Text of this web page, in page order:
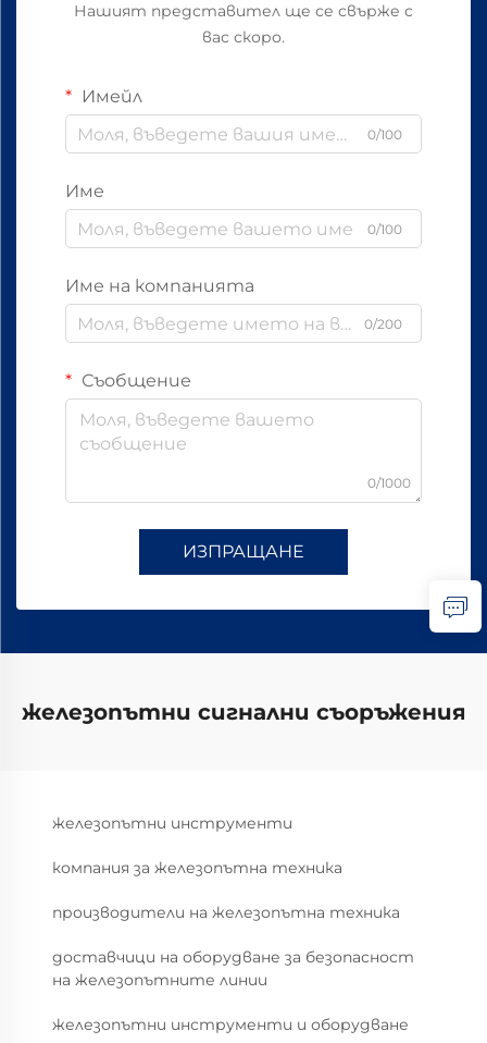
Нашият представител ще се свърже с
вас скоро.
Имейл
0/100
Име
0/100
Име на компанията
0/200
Съобщение
0/1000
ИЗПРАЩАНЕ
железопътни сигнални съоръжения
железопътни инструменти
компания за железопътна техника
производители на железопътна техника
доставчици на оборудване за безопасност
на железопътните линии
железопътни инструменти и оборудване